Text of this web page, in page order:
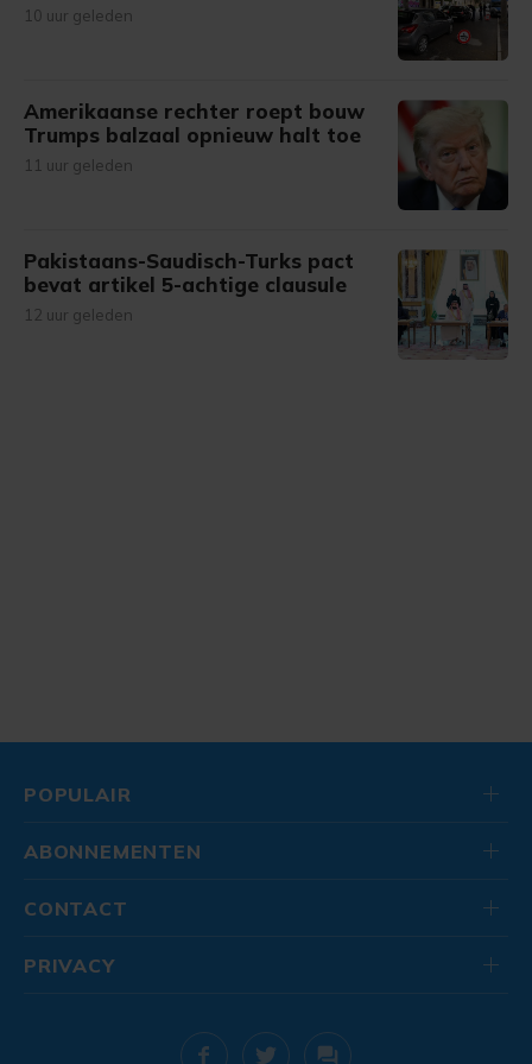
10 uur geleden
Amerikaanse rechter roept bouw
Trumps balzaal opnieuw halt toe
11 uur geleden
Pakistaans-Saudisch-Turks pact
bevat artikel 5-achtige clausule
12 uur geleden
POPULAIR
ABONNEMENTEN
CONTACT
PRIVACY